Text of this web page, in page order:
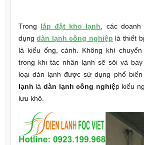
Trong lắp đặt kho lạnh , các
dụngdàn lạnh công nghiệp là thiết
là kiểu ống, cánh. Không khí
trong khi tác nhân lạnh sẽ sôi và
loại dàn lạnh được sử dụng phổ biến
lạnh là dàn lạnh công nghiệp kiểu
lưu khô.